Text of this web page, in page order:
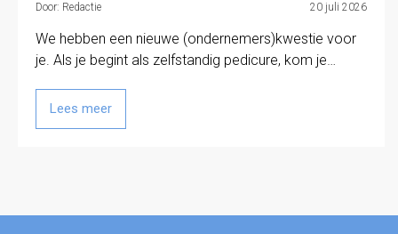
Door: Redactie 20 juli 2026
We hebben een nieuwe (ondernemers)kwestie voor
je. Als je begint als zelfstandig pedicure, kom je…
Lees meer